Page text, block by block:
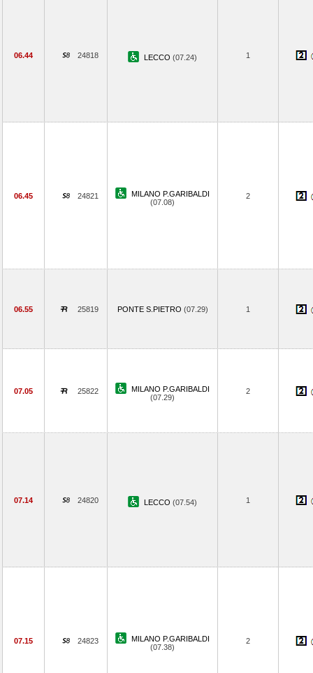
06.44 24818 LECCO (07.24) 1
06.45 24821
MILANO P.GARIBALDI
(07.08)
2
06.55 25819 PONTE S.PIETRO (07.29) 1
07.05 25822
MILANO P.GARIBALDI
(07.29)
2
07.14 24820 LECCO (07.54) 1
07.15 24823
MILANO P.GARIBALDI
(07.38)
2